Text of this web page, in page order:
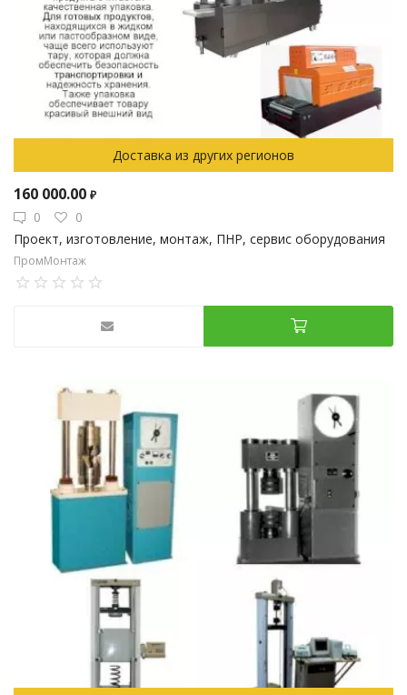
Доставка из других регионов
160 000.00 ₽
0
0
Проект, изготовление, монтаж, ПНР, сервис оборудования
ПромМонтаж